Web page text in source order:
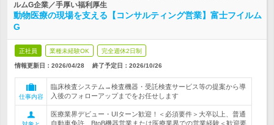
ルムG企業／手厚い福利厚生
動物医療の現場を支える【コンサルティング営業】富士フイルム
G
正社員 業種未経験OK 完全週休2日制
情報更新日：2026/04/28 終了予定日： 2026/10/26
仕事内容
臨床検査システム→検査機器・受託検査サービス等の提案から導
入後のフォローアップまでをお任せします
医療業界デビュー・UIターン歓迎！＜必須要件＞大卒以上、普通
自動車免許、BtoB機器営業または医療業界での営業経験＜歓迎要